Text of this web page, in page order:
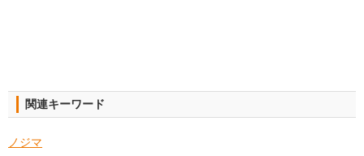
関連キーワード
ノジマ